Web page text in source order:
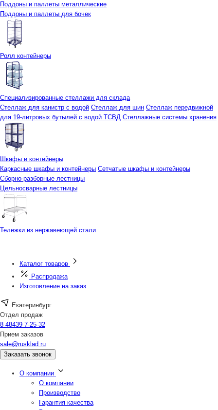
Поддоны и паллеты металлические
Поддоны и паллеты для бочек
Ролл контейнеры
Специализированные стеллажи для склада
Стеллаж для канистр с водой Стеллаж для шин Стеллаж передвижной
для 19-литровых бутылей с водой ТСВД Стеллажные системы хранения
Шкафы и контейнеры
Каркасные шкафы и контейнеры Сетчатые шкафы и контейнеры
Сборно-разборные лестницы
Цельносварные лестницы
Тележки из нержавеющей стали
Каталог товаров
Распродажа
Изготовление на заказ
Екатеринбург
Отдел продаж
8 48439 7-25-32
Прием заказов
sale@rusklad.ru
Заказать звонок
О компании
О компании
Производство
Гарантия качества